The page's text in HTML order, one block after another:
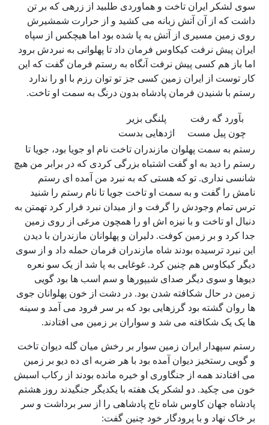
سوی لشکر ایران تاخت و هماوردی طلبید از زرهی که بر تن
داشت که از آن آتش زبانه می کشید و از حرارت شمشیرش
روی زمین مسیری از آتش به پا شده بود اما هیچکس از سپاه
ایران پیش نرفت کیکاوس فرمان داد تا پهلوانی به نبردش برود
اما باز هم کسی پیش نرفت آنگاه به رستم فرمان گفت که این
کار توست از ایران زمین کسی جز تو توان رزم با او را ندارد
رستم با شنیدن فرمان پادشاه بدون درنگ به سمت او تاخت.
بآورد گه رفت
چون پیل مست
پلنگی بزیر
اژدهایی بدست
رستم به سمت پهلوان مازندران تاخت نام او جویا بود، جویا تا
رستم را دید به او گفت اشتباه بزرگی کردی که در برابر من هیچ
شانسی نداری. تو که هستی که به نبرد من آمده ای رستم
نامش را گفت و به سمت او تاخت جویا تا نام رستم را شنید
ترس تمام وجودش را گرفت و از میدان نبرد فرار کرد تهمتن به
دنبال او تاخت و با نیزه اش او را همچون مرغی از روی زمین
جدا کرد و بر زمین کوفت. دلیران و پهلوانان مازندران با دیدن
این نبرد ترسیده بودند شاه مازندران فرمان حمله داد و از سوی
دیگر کیکاوس هم چنین کرد. غوغایی به پا شد از یک سو نعره
دیوها و سوی دیگر صدای شیپورها و سم اسب ها بود گویی
زمین در حال شکافته شدن بود. در دشت از خون پهلوانان جوی
ها روان گشته بود گرزهایی بود که بر سر فرود می آمد و سینه
ها یک یک شکافته می شد و سواران بر زمین می افتادند.
رستم سپهدار ایران زمین سوار بر رخش میان گله دیوان تاخت
و گویی رستخیز دیوان آمده بود با هر ضربه ای ده دیو بر زمین
می افتادند همه از جنگاوری او خیره مانده بودند از رکاب اسبش
خون می چکید. دو لشکر یک هفته با یکدیگر جنگیدند روز هشتم
پادشاه جهان کاوس شاه تاج پادشاهی را از سر برداشت و سر
بر خاک نهاد و با پرودگار خود چنین گفت: